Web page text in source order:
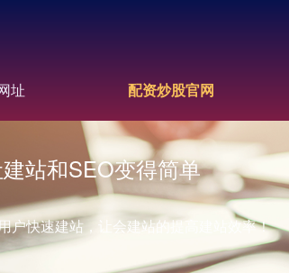
址 配资炒股官网
站和SEO变得简单
户快速建站，让会建站的提高建站效率！